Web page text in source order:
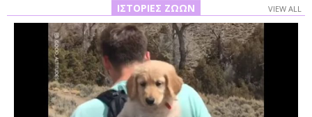
ΙΣΤΟΡΊΕΣ ΖΏΩΝ VIEW ALL